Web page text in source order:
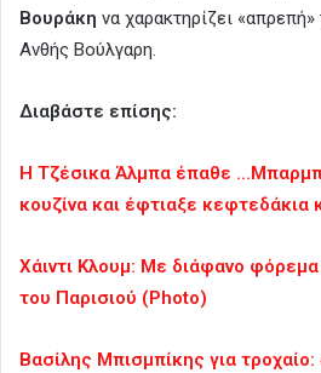
Βουράκη να χαρακτηρίζει
Ανθής Βούλγαρη.
Διαβάστε επίσης:
Η Τζέσικα Άλμπα έπαθε
κουζίνα και έφτιαξε κεφτεδάκια
Χάιντι Κλουμ: Με διάφανο
του Παρισιού (Photo)
Βασίλης Μπισμπίκης για